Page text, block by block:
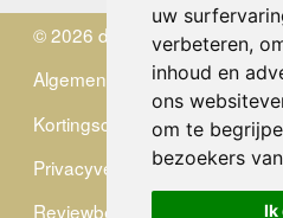
uw
verbeteren,
inhoud en
ons
om te
bezoekers
Ik
© 2026 de Zwerver
Algemene Voorwaarden
Kortingscode
Privacyverklaring
Reviewbeleid